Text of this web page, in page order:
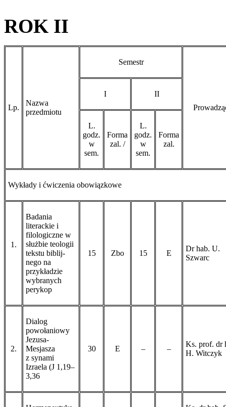
ROK II
Lp.
Nazwa
przedmiotu
Semestr
I II
L.
godz.
w
sem.
Forma
zal. /
L.
godz.
w
sem.
Forma
zal.
Wykłady i ćwiczenia obowiązkowe
1.
Badania
literackie i
filologiczne w
służbie teologii
tekstu bibli­­j­
nego na
przykładzie
wybranych
perykop
15 Zbo 15 E
Dr hab. U.
Szwarc
2.
Dialog
powołaniowy
Jezusa-
Mesjasza
z synami
Izraela (J 1,19–
3,36
30 E – –
Ks. prof. dr
H. Witczyk